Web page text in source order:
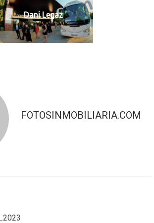
Dani Legaz
FOTOSINMOBILIARIA.COM